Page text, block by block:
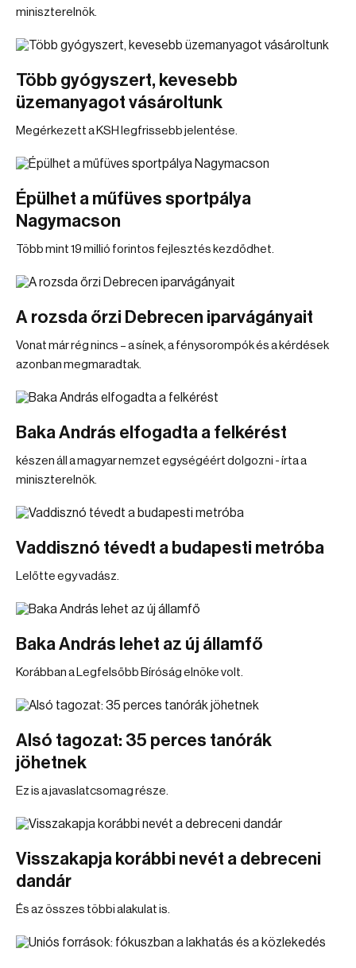
miniszterelnök.
Több gyógyszert, kevesebb
üzemanyagot vásároltunk
Megérkezett a KSH legfrissebb jelentése.
Épülhet a műfüves sportpálya
Nagymacson
Több mint 19 millió forintos fejlesztés kezdődhet.
A rozsda őrzi Debrecen iparvágányait
Vonat már rég nincs – a sínek, a fénysorompók és a kérdések
azonban megmaradtak.
Baka András elfogadta a felkérést
készen áll a magyar nemzet egységéért dolgozni - írta a
miniszterelnök.
Vaddisznó tévedt a budapesti metróba
Lelőtte egy vadász.
Baka András lehet az új államfő
Korábban a Legfelsőbb Bíróság elnöke volt.
Alsó tagozat: 35 perces tanórák
jöhetnek
Ez is a javaslatcsomag része.
Visszakapja korábbi nevét a debreceni
dandár
És az összes többi alakulat is.